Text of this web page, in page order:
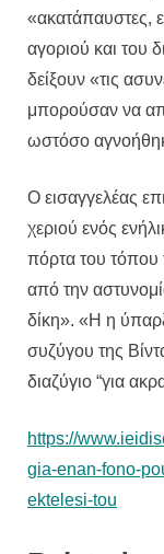
«ακατάπαυστες,
αγοριού και του
δείξουν «τις
μπορούσαν να
ωστόσο
Ο εισαγγελέας
χεριού ενός
πόρτα του τόπου
από την
δίκη». «Η η
συζύγου της
διαζύγιο “για
https://
gia-enan-fono-
ektelesi-tou